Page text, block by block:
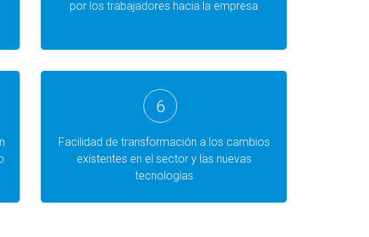
por los trabajadores hacia la empresa
6
Facilidad de transformación a los cambios
existentes en el sector y las nuevas
tecnologías